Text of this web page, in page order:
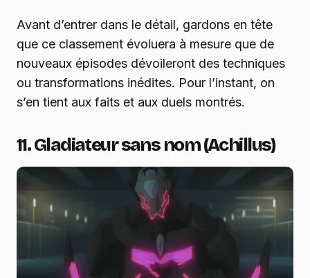
Avant d’entrer dans le détail, gardons en tête
que ce classement évoluera à mesure que de
nouveaux épisodes dévoileront des techniques
ou transformations inédites. Pour l’instant, on
s’en tient aux faits et aux duels montrés.
11. Gladiateur sans nom (Achillus)